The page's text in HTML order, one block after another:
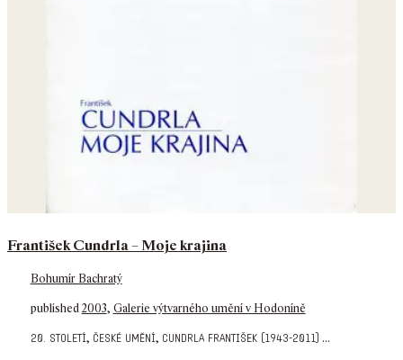
František Cundrla – Moje krajina
Bohumír Bachratý
published 2003, Galerie výtvarného umění v Hodoníně
20. století, české umění, cundrla františek (1943-2011) ...